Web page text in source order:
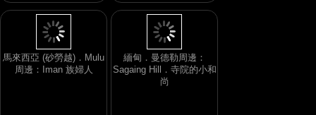
馬來西亞 (砂勞越)．Mulu
周邊：Iman 族婦人
緬甸．曼德勒周邊：
Sagaing Hill．寺院的小和
尚